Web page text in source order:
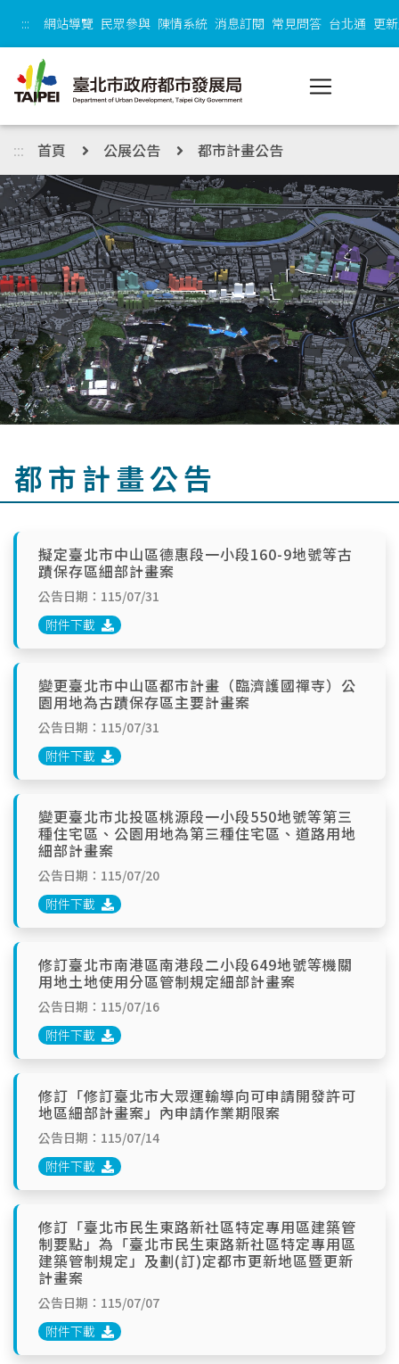
::: 網站導覽 民眾參與 陳情系統 消息訂閱 常見問答 台北通 更
::: 首頁 公展公告 都市計畫公告
都市計畫公告
擬定臺北市中山區德惠段一小段160-9地號等古
蹟保存區細部計畫案
公告日期：115/07/31
附件下載
變更臺北市中山區都市計畫（臨濟護國禪寺）公
園用地為古蹟保存區主要計畫案
公告日期：115/07/31
附件下載
變更臺北市北投區桃源段一小段550地號等第三
種住宅區、公園用地為第三種住宅區、道路用地
細部計畫案
公告日期：115/07/20
附件下載
修訂臺北市南港區南港段二小段649地號等機關
用地土地使用分區管制規定細部計畫案
公告日期：115/07/16
附件下載
修訂「修訂臺北市大眾運輸導向可申請開發許可
地區細部計畫案」內申請作業期限案
公告日期：115/07/14
附件下載
修訂「臺北市民生東路新社區特定專用區建築管
制要點」為「臺北市民生東路新社區特定專用區
建築管制規定」及劃(訂)定都市更新地區暨更新
計畫案
公告日期：115/07/07
附件下載